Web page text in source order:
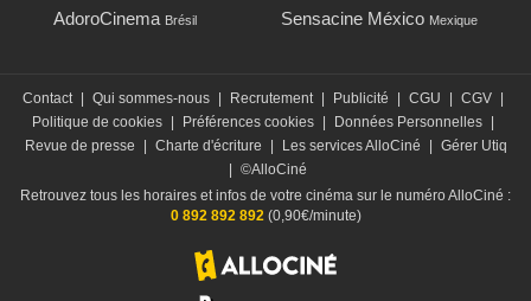
AdoroCinema Brésil Sensacine México Mexique
Contact Qui sommes-nous Recrutement Publicité CGU CGV
Politique de cookies
Préférences cookies Données Personnelles
Revue de presse
Charte d'écriture Les services AlloCiné
Gérer Utiq
©AlloCiné
Retrouvez tous les horaires et infos de votre cinéma sur le numéro AlloCiné :
0 892 892 892(0,90€/minute)